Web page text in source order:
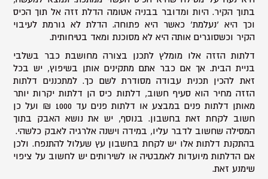
בתוך הקיר. היות ומדובר בבניה אטומה הדלת זזה אל תוך הכיס
וכך היא 'נעלמת' כאשר היא פתוחה. הדלת לא גורמת לעיבוי
הקיר וכשסוגרים אותה היא לא מסוכנת ומאד בטיחותית.
דלתות הזזה אלו מומלץ לתכנן בצורה מחושבת כבר בשלבי
בניית הבית. אך אם כבר אתם מתקינים אותן בשיפוץ, יש בכל
זאת להכין תכנית עבודה מסודרת לשם כך. למתכננים דלתות
הזזה מחיר הוא סעיף חשוב, דלתות כיס הן דלתות יקרות יותר
מאותן דלתות פנים במבצע או דלתות פנים עד 1000 ₪ ועל כן
חשוב לקחת זאת בחשבון. בנוסף, יש את נושא האבק בתוך
המסילה שחשוב לדבר עליו, במידה וישנה אלרגיה לאבק כלשהי.
בהתקנת דלתות אלו יש לקחת בחשבון עץ שעלול להתנפח. ולכן
אם הדלתות מיועדות לאמבטיה או לשירותים יש לחשוב על ציפוי
שימנע זאת.